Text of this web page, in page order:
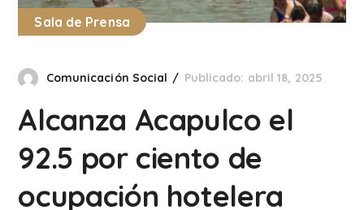
Sala de Prensa
Comunicación Social Publicado: abril 18, 2025
Alcanza Acapulco el
92.5 por ciento de
ocupación hotelera